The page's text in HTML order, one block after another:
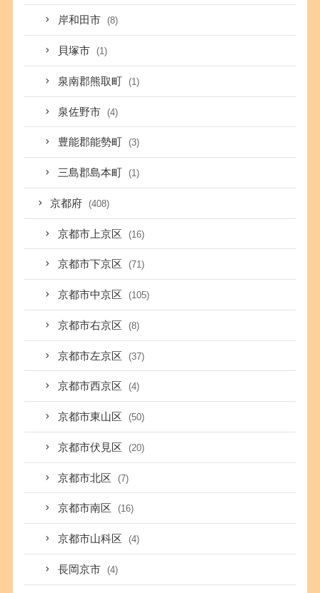
岸和田市 (8)
貝塚市 (1)
泉南郡熊取町 (1)
泉佐野市 (4)
豊能郡能勢町 (3)
三島郡島本町 (1)
京都府 (408)
京都市上京区 (16)
京都市下京区 (71)
京都市中京区 (105)
京都市右京区 (8)
京都市左京区 (37)
京都市西京区 (4)
京都市東山区 (50)
京都市伏見区 (20)
京都市北区 (7)
京都市南区 (16)
京都市山科区 (4)
長岡京市 (4)